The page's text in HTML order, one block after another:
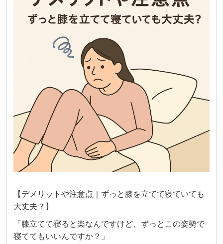
【デメリットや注意点｜ずっと膝を立てて寝ていても
大丈夫？】
「膝立てて寝ると楽なんですけど、ずっとこの姿勢で
寝ててもいいんですか？」